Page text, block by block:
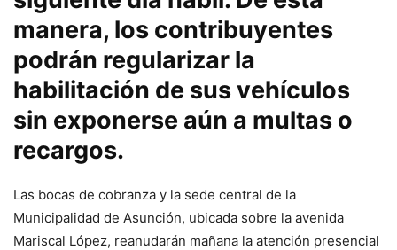
manera, los contribuyentes
podrán regularizar la
habilitación de sus vehículos
sin exponerse aún a multas o
recargos.
Las bocas de cobranza y la sede central de la
Municipalidad de Asunción, ubicada sobre la avenida
Mariscal López, reanudarán mañana la atención presencial